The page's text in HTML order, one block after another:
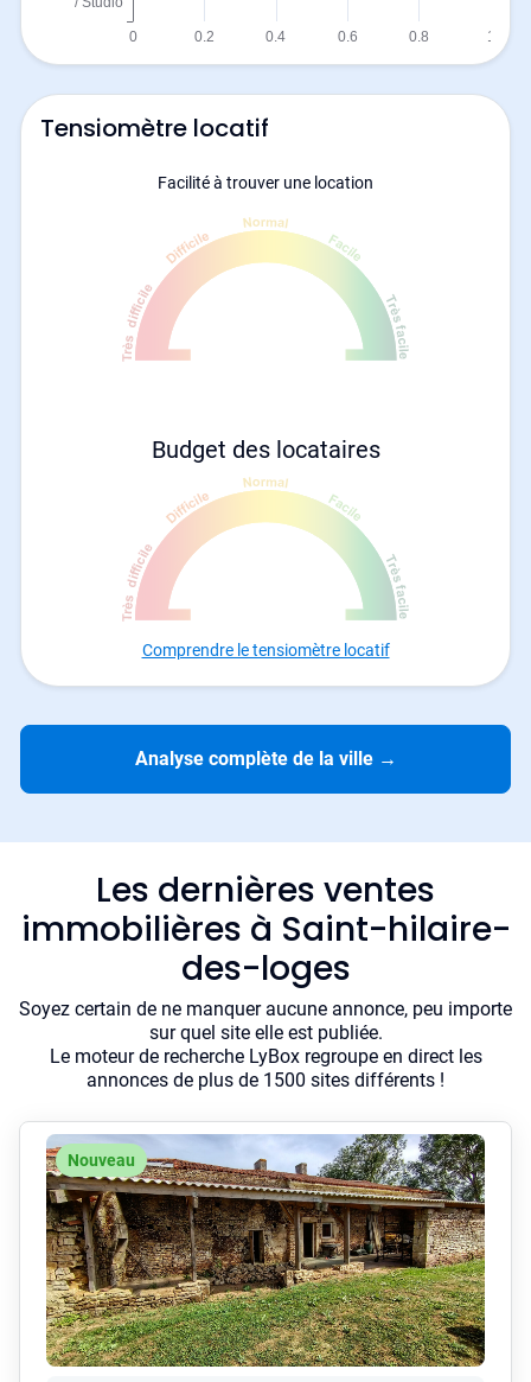
Tensiomètre locatif
Facilité à trouver une location
Budget des locataires
Comprendre le tensiomètre locatif
Analyse complète de la ville →
Les dernières ventes
immobilières à Saint-hilaire-
des-loges
Soyez certain de ne manquer aucune annonce, peu importe
sur quel site elle est publiée.
Le moteur de recherche LyBox regroupe en direct les
annonces de plus de 1500 sites différents !
Nouveau